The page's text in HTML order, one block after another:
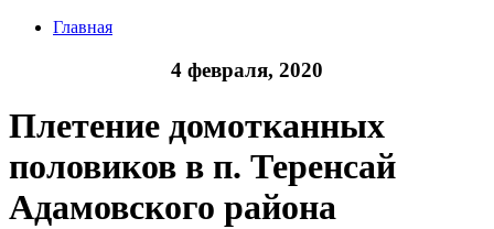
Главная
4 февраля, 2020
Плетение домотканных
половиков в п. Теренсай
Адамовского района